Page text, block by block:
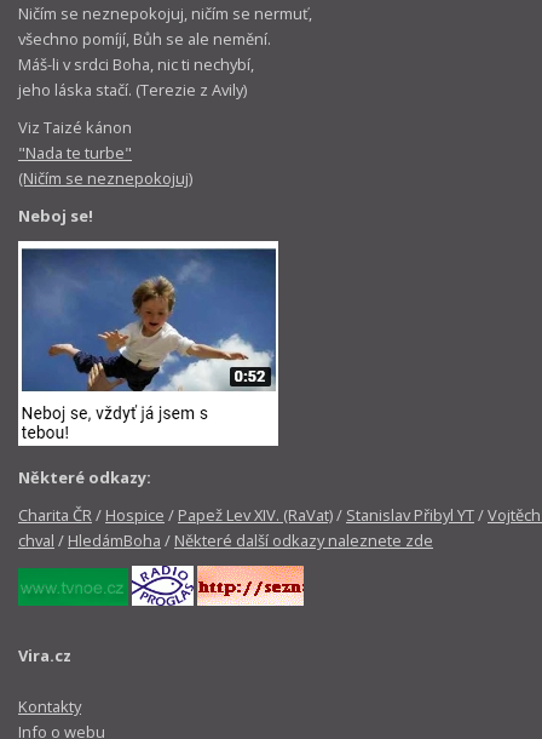
Ničím se neznepokojuj, ničím se nermuť,
všechno pomíjí, Bůh se ale nemění.
Máš-li v srdci Boha, nic ti nechybí,
jeho láska stačí. (Terezie z Avily)
Viz Taizé kánon
"Nada te turbe"
(Ničím se neznepokojuj)
Neboj se!
Některé odkazy:
Charita ČR/ Hospice / Papež Lev XIV. (RaVat)/ Stanislav Přibyl YT/
chval / HledámBoha / Některé další odkazy naleznete zde
Vira.cz
Kontakty
Info o webu